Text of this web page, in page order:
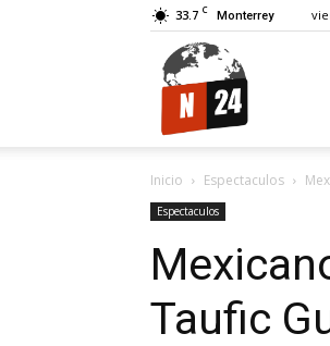
33.7 C Monterrey
Inicio Espectaculos
Espectaculos
Taufic